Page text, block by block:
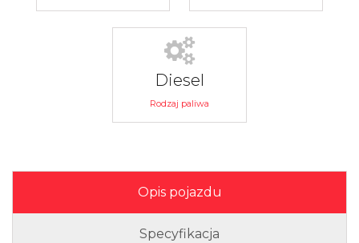
Diesel
Rodzaj paliwa
Opis pojazdu
Specyfikacja